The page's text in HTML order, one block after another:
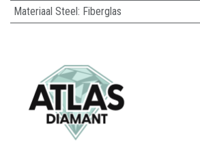
Materiaal Steel: Fiberglas